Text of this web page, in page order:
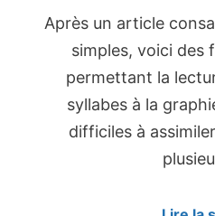
Après un article
simples, voici des
permettant la
syllabes à la
difficiles à